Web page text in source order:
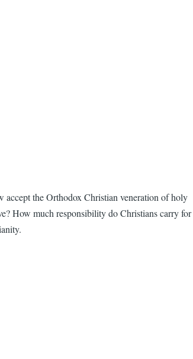
the Orthodox Christian veneration of holy
How much responsibility do Christians carry for